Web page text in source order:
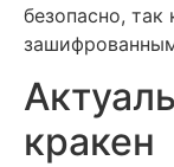
безопасно,
кракен